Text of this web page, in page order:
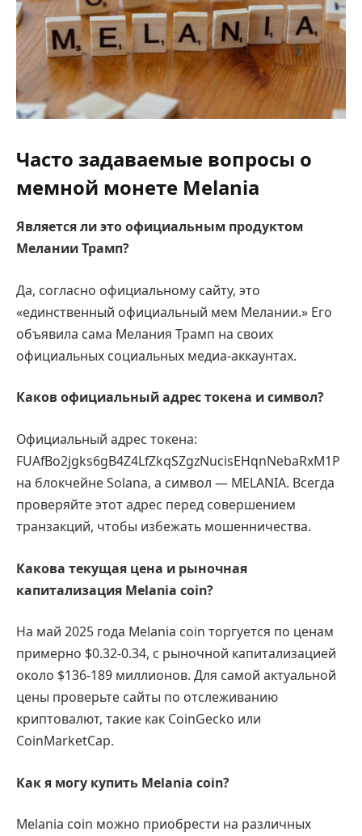
Часто задаваемые вопросы о
мемной монете Melania
Является ли это официальным продуктом
Мелании Трамп?
Да, согласно официальному сайту, это
«единственный официальный мем Мелании.» Его
объявила сама Мелания Трамп на своих
официальных социальных медиа-аккаунтах.
Каков официальный адрес токена и символ?
Официальный адрес токена:
FUAfBo2jgks6gB4Z4LfZkqSZgzNucisEHqnNebaRxM1P
на блокчейне Solana, а символ — MELANIA. Всегда
проверяйте этот адрес перед совершением
транзакций, чтобы избежать мошенничества.
Какова текущая цена и рыночная
капитализация Melania coin?
На май 2025 года Melania coin торгуется по ценам
примерно $0.32-0.34, с рыночной капитализацией
около $136-189 миллионов. Для самой актуальной
цены проверьте сайты по отслеживанию
криптовалют, такие как CoinGecko или
CoinMarketCap.
Как я могу купить Melania coin?
Melania coin можно приобрести на различных